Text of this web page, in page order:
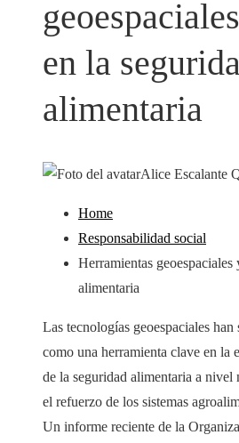
en la
alimentaria
Alice Escalante
Home
Responsabilidad social
Herramientas
alimentaria
Las tecnologías geoespaciales han
como una herramienta clave en la
de la seguridad alimentaria a nivel
el refuerzo de los sistemas
Un informe reciente de la